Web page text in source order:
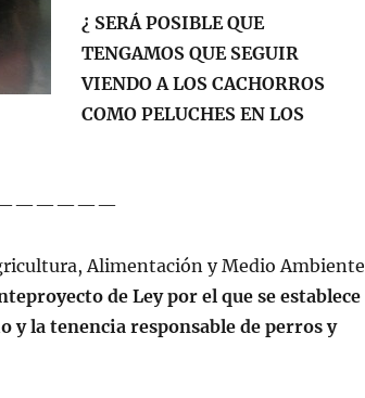
¿ SERÁ POSIBLE QUE
TENGAMOS QUE SEGUIR
VIENDO A LOS CACHORROS
COMO PELUCHES EN LOS
Alimentación y Medio Ambiente
de Ley por el que se establece
y la tenencia responsable de perros y